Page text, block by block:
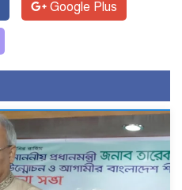
Google Plus